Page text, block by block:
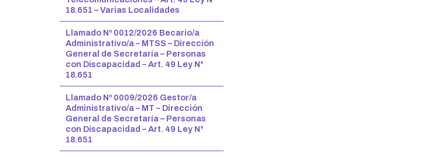
18.651 – Varias Localidades
Llamado Nº 0012/2026 Becario/a
Administrativo/a – MTSS – Dirección
General de Secretaría – Personas
con Discapacidad – Art. 49 Ley N°
18.651
Llamado Nº 0009/2026 Gestor/a
Administrativo/a – MT – Dirección
General de Secretaría – Personas
con Discapacidad – Art. 49 Ley N°
18.651